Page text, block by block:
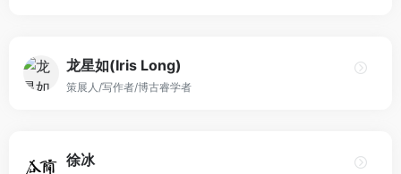
龙星如(Iris Long)
策展人/写作者/博古睿学者
徐冰